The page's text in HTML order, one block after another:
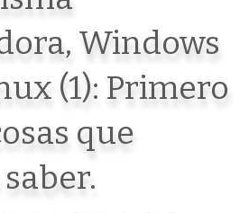
Windows
(1): Primero
que